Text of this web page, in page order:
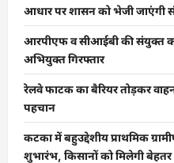
आधार पर शासन को भेजी जाएंगी
आरपीएफ व सीआईबी की संयुक्त
अभियुक्त गिरफ्तार
रेलवे फाटक का बैरियर तोड़कर
पहचान
कटका में बहुउद्देशीय प्राथमिक
शुभारंभ, किसानों को मिलेगी बेहतर